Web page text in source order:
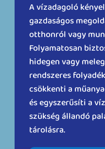
A vízadagoló
gazdaságos
otthonról vagy
Folyamatosan
hidegen vagy
rendszeres
csökkenti a
és egyszerűsíti a
szükség állandó
tárolásra.